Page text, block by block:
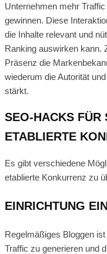
Unternehmen mehr
gewinnen. Diese
die Inhalte relevant und
Ranking auswirken kann.
Präsenz die
wiederum die Autorität
stärkt.
SEO-HACKS FÜR
ETABLIERTE
Es gibt verschiedene
etablierte Konkurrenz zu
EINRICHTUNG
Regelmäßiges Bloggen
Traffic zu generieren und